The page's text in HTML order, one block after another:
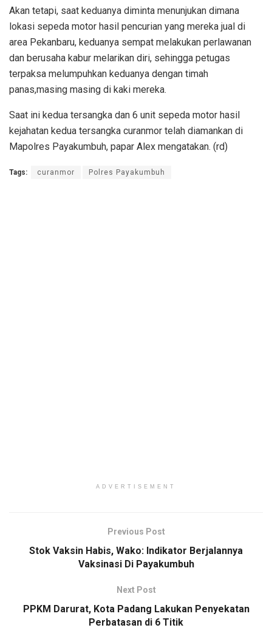
Akan tetapi, saat keduanya diminta menunjukan dimana
lokasi sepeda motor hasil pencurian yang mereka jual di
area Pekanbaru, keduanya sempat melakukan perlawanan
dan berusaha kabur melarikan diri, sehingga petugas
terpaksa melumpuhkan keduanya dengan timah
panas,masing masing di kaki mereka.
Saat ini kedua tersangka dan 6 unit sepeda motor hasil
kejahatan kedua tersangka curanmor telah diamankan di
Mapolres Payakumbuh, papar Alex mengatakan. (rd)
Tags: curanmor Polres Payakumbuh
ADVERTISEMENT
Previous Post
Stok Vaksin Habis, Wako: Indikator Berjalannya
Vaksinasi Di Payakumbuh
Next Post
PPKM Darurat, Kota Padang Lakukan Penyekatan
Perbatasan di 6 Titik